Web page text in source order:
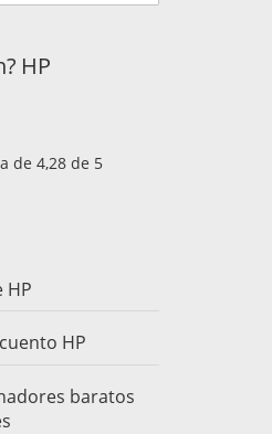
HP
de
de 5
HP
HP
baratos